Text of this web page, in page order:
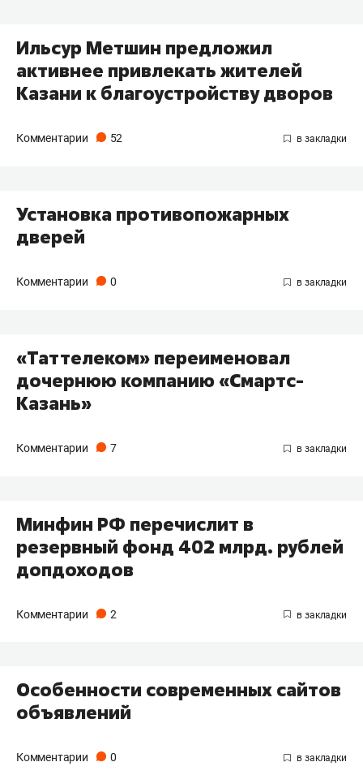
Ильсур Метшин предложил
активнее привлекать жителей
Казани к благоустройству дворов
Комментарии 52
Установка противопожарных
дверей
Комментарии 0
«Таттелеком» переименовал
дочернюю компанию «Смартс-
Казань»
Комментарии 7
Минфин РФ перечислит в
резервный фонд 402 млрд. рублей
допдоходов
Комментарии 2
Особенности современных сайтов
объявлений
Комментарии 0